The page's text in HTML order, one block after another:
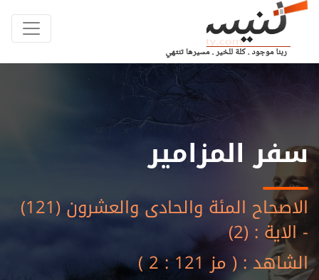
سفر المزامير
الاصحاح المئة والحادى والعشرون (121)
- الاية : (2)
الشاهد : ( مز 121 : 2 )